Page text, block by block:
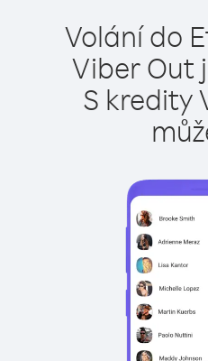
Volání do
Viber Out
S kredity